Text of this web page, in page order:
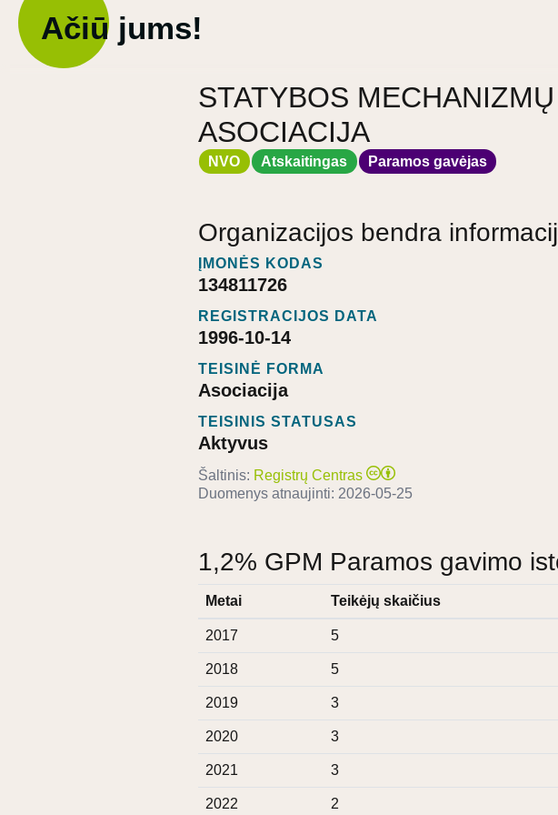
Ačiū jums!
STATYBOS
ASOCIACIJA
NVO Atskaitingas Paramos gavėjas
Organizacijos bendra
ĮMONĖS KODAS
134811726
REGISTRACIJOS DATA
1996-10-14
TEISINĖ FORMA
Asociacija
TEISINIS STATUSAS
Aktyvus
Šaltinis: Registrų Centras
Duomenys atnaujinti: 2026-05-25
1,2% GPM Paramos gavimo
Metai Teikėjų skaičius
2017 5
2018 5
2019 3
2020 3
2021 3
2022 2